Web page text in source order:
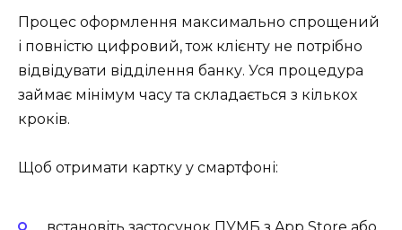
Процес оформлення максимально спрощений
і повністю цифровий, тож клієнту не потрібно
відвідувати відділення банку. Уся процедура
займає мінімум часу та складається з кількох
кроків.
Щоб отримати картку у смартфоні:
встановіть застосунок ПУМБ з App Store або